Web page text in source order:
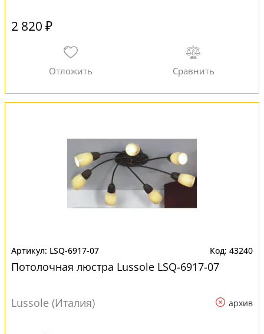
2 820 ₽
LSQ-6917-07 43240
Потолочная люстра Lussole LSQ-6917-07
Lussole (Италия) архив